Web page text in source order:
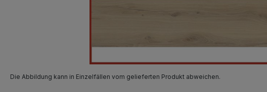
Die Abbildung kann in Einzelfällen vom gelieferten Produkt abweichen.